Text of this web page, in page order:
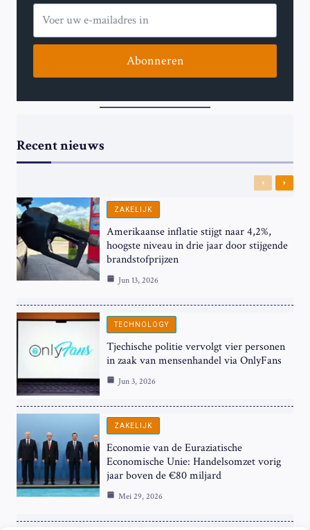
Abonneren
Recent nieuws
Previous
Next
ZAKELIJK
Amerikaanse inflatie stijgt naar 4,2%,
hoogste niveau in drie jaar door stijgende
brandstofprijzen
Jun 13, 2026
TECHNOLOGY
Tjechische politie vervolgt vier personen
in zaak van mensenhandel via OnlyFans
Jun 3, 2026
ZAKELIJK
Economie van de Euraziatische
Economische Unie: Handelsomzet vorig
jaar boven de €80 miljard
Mei 29, 2026